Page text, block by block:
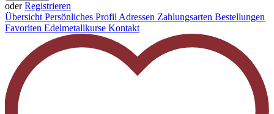
oderRegistrieren
ÜbersichtPersönliches ProfilAdressen Zahlungsarten Bestellungen
Favoriten Edelmetallkurse Kontakt